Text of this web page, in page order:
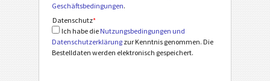
Geschäftsbedingungen.
Datenschutz*
Ich habe die Nutzungsbedingungen und
Datenschutzerklärungzur Kenntnis genommen. Die
Bestelldaten werden elektronisch gespeichert.